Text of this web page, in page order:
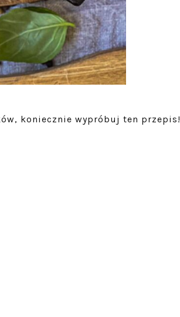
koniecznie wypróbuj ten przepis!